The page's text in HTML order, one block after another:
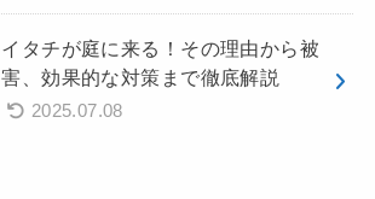
イタチが庭に来る！その理由から被
害、効果的な対策まで徹底解説
2025.07.08